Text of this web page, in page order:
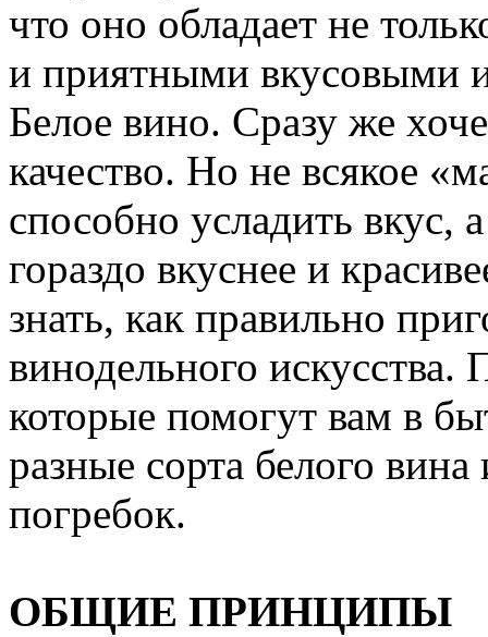
что оно обладает не
и приятными вкусовыми
Белое вино. Сразу же
качество. Но не всякое
способно усладить вкус,
гораздо вкуснее и
знать, как правильно
винодельного искусства.
которые помогут вам в
разные сорта белого
погребок.
ОБЩИЕ ПРИНЦИПЫ